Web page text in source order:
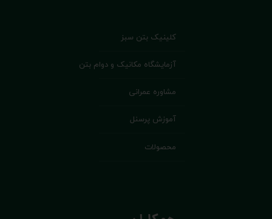
کلینیک بتن سبز
آزمایشگاه مکانیک و دوام بتن
مشاوره عمرانی
آموزش پرسنل
محصولات